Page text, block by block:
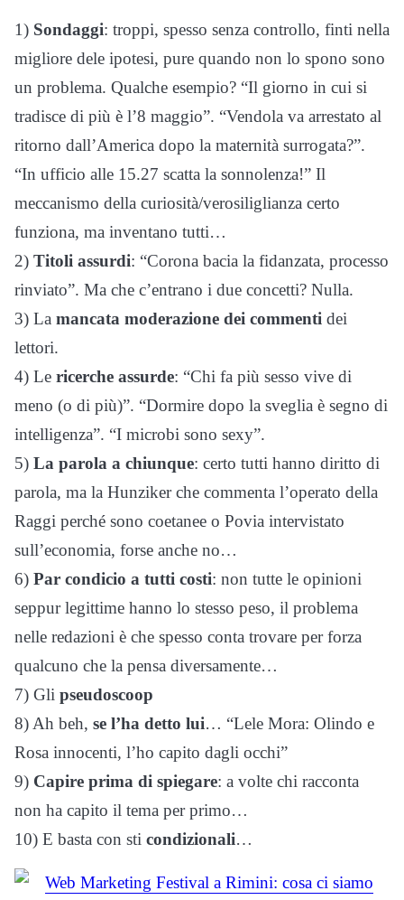
1) Sondaggi: troppi, spesso senza controllo, finti nella
migliore dele ipotesi, pure quando non lo spono sono
un problema. Qualche esempio? “Il giorno in cui si
tradisce di più è l’8 maggio”. “Vendola va arrestato al
ritorno dall’America dopo la maternità surrogata?”.
“In ufficio alle 15.27 scatta la sonnolenza!” Il
meccanismo della curiosità/verosiliglianza certo
funziona, ma inventano tutti…
2) Titoli assurdi: “Corona bacia la fidanzata, processo
rinviato”. Ma che c’entrano i due concetti? Nulla.
3) La mancata moderazione dei commenti dei
lettori.
4) Le ricerche assurde: “Chi fa più sesso vive di
meno (o di più)”. “Dormire dopo la sveglia è segno di
intelligenza”. “I microbi sono sexy”.
5) La parola a chiunque: certo tutti hanno diritto di
parola, ma la Hunziker che commenta l’operato della
Raggi perché sono coetanee o Povia intervistato
sull’economia, forse anche no…
6) Par condicio a tutti costi: non tutte le opinioni
seppur legittime hanno lo stesso peso, il problema
nelle redazioni è che spesso conta trovare per forza
qualcuno che la pensa diversamente…
7) Gli pseudoscoop
8) Ah beh, se l’ha detto lui… “Lele Mora: Olindo e
Rosa innocenti, l’ho capito dagli occhi”
9) Capire prima di spiegare: a volte chi racconta
non ha capito il tema per primo…
10) E basta con sti condizionali…